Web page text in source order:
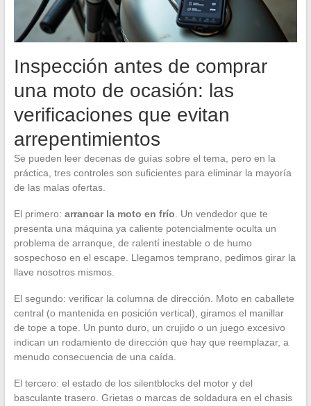
Inspección antes de comprar
una moto de ocasión: las
verificaciones que evitan
arrepentimientos
Se pueden leer decenas de guías sobre el tema, pero en la
práctica, tres controles son suficientes para eliminar la mayoría
de las malas ofertas.
El primero: arrancar la moto en frío. Un vendedor que te
presenta una máquina ya caliente potencialmente oculta un
problema de arranque, de ralentí inestable o de humo
sospechoso en el escape. Llegamos temprano, pedimos girar la
llave nosotros mismos.
El segundo: verificar la columna de dirección. Moto en caballete
central (o mantenida en posición vertical), giramos el manillar
de tope a tope. Un punto duro, un crujido o un juego excesivo
indican un rodamiento de dirección que hay que reemplazar, a
menudo consecuencia de una caída.
El tercero: el estado de los silentblocks del motor y del
basculante trasero. Grietas o marcas de soldadura en el chasis